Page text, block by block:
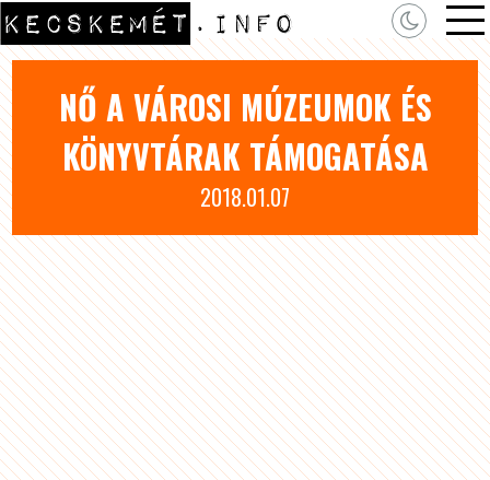
NŐ A VÁROSI MÚZEUMOK ÉS
KÖNYVTÁRAK TÁMOGATÁSA
2018.01.07